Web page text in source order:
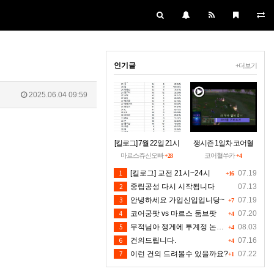
2025.06.04 09:59
+더보기
인기글
[킬로그] 7월 22일 21시
~24시30분 [수정본]
마르스쥬신오빠+28
쟁시즌 1일차 코어혈
을 구하소서
코어혈쑤카+4
+16 07.19
1
[킬로그] 교전 21시~24시
07.13
2 중립공성 다시 시작됨니다
+7 07.19
3 안녕하세요 가입신입입니당~
+4 07.20
4 코어궁팟 vs 마르스 둠브팟
+4 08.03
5 무적님아 쟁게에 투계정 논란좀 만들지 마세요
+4 07.16
6 건의드립니다.
+1 07.22
7 이런 건의 드려볼수 있을까요?